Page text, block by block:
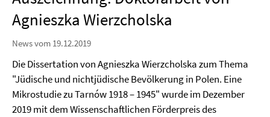
Agnieszka Wierzcholska
News vom 19.12.2019
Die Dissertation von Agnieszka Wierzcholska zum Thema
"Jüdische und nichtjüdische Bevölkerung in Polen. Eine
Mikrostudie zu Tarnów 1918 – 1945" wurde im Dezember
2019 mit dem Wissenschaftlichen Förderpreis des